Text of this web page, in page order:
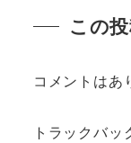
この
コメントはあ
トラックバッ